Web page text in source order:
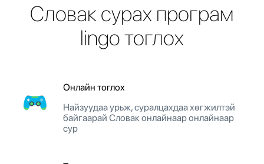
Словак сурах програм
lingo тоглох
Онлайн тоглох
Найзуудаа урьж, суралцахдаа хөгжилтэй
байгаарай Словак онлайнаар онлайнаар
сур